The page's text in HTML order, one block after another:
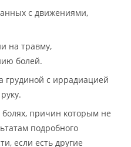
с движениями,
на травму,
болей.
грудиной с иррадиацией
причин которым не
подробного
если есть другие